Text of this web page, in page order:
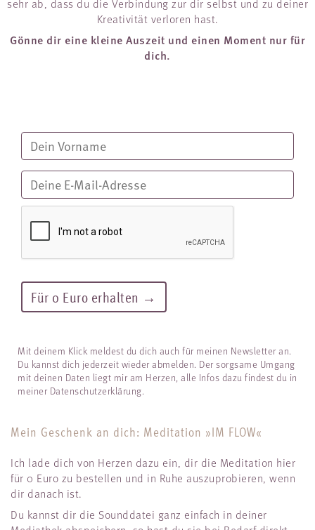
sehr ab, dass du die Verbindung zur dir selbst und zu deiner
Kreativität verloren hast.
Gönne dir eine kleine Auszeit und einen Moment nur für
dich.
Mein Geschenk an dich: Meditation »IM FLOW«
Ich lade dich von Herzen dazu ein, dir die Meditation hier
für 0 Euro zu bestellen und in Ruhe auszuprobieren, wenn
dir danach ist.
Du kannst dir die Sounddatei ganz einfach in deiner
Mit deinem Klick meldest du dich auch für meinen Newsletter an.
Du kannst dich jederzeit wieder abmelden. Der sorgsame Umgang
mit deinen Daten liegt mir am Herzen, alle Infos dazu findest du in
meiner Datenschutzerklärung.